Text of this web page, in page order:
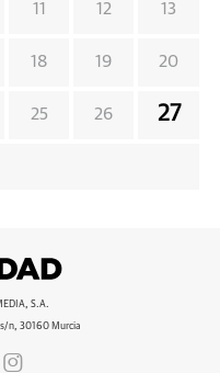
11 12 13
18 19 20
25 26 27
S.A.
n, 30160 Murcia